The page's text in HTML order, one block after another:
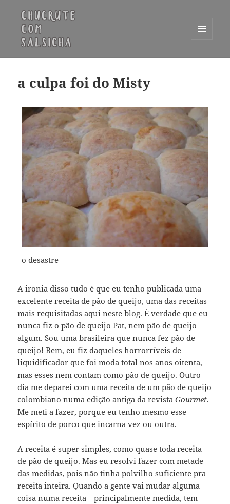
WIDGETS
a culpa foi do Misty
o desastre
A ironia disso tudo é que eu tenho publicada uma
excelente receita de pão de queijo, uma das receitas
mais requisitadas aqui neste blog. É verdade que eu
nunca fiz opão de queijo Pat, nem pão de queijo
algum. Sou uma brasileira que nunca fez pão de
queijo! Bem, eu fiz daqueles horrorríveis de
liquidificador que foi moda total nos anos oitenta,
mas esses nem contam como pão de queijo. Outro
dia me deparei com uma receita de um pão de queijo
colombiano numa edição antiga da revistaGourmet.
Me meti a fazer, porque eu tenho mesmo esse
espírito de porco que incarna vez ou outra.
A receita é super simples, como quase toda receita
de pão de queijo. Mas eu resolvi fazer com metade
das medidas, pois não tinha polvilho suficiente pra
receita inteira. Quando a gente vai mudar alguma
coisa numa receita—principalmente medida, tem